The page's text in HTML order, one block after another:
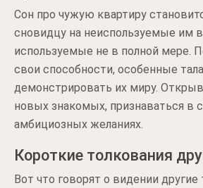
Сон про чужую квартиру
сновидцу на неиспользуемые им
используемые не в полной мере.
свои способности, особенные
демонстрировать их миру.
новых знакомых, признаваться в
амбициозных желаниях.
Короткие толкования
Вот что говорят о видении другие